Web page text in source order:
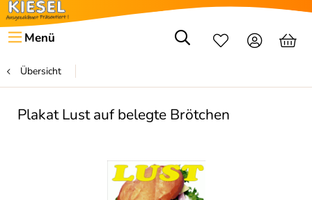
Menü
Übersicht
Plakat Lust auf belegte Brötchen